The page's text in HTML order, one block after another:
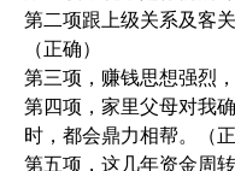
第二项跟上级关系及客
（正确）
第三项，赚钱思想强烈
第四项，家里父母对我
时，都会鼎力相帮。（
第五项，这几年资金周